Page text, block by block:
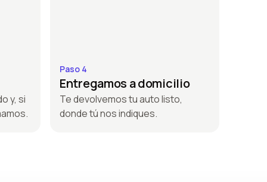
y, si
Paso 4
Entregamos a domicilio
Te devolvemos tu auto listo,
donde tú nos indiques.